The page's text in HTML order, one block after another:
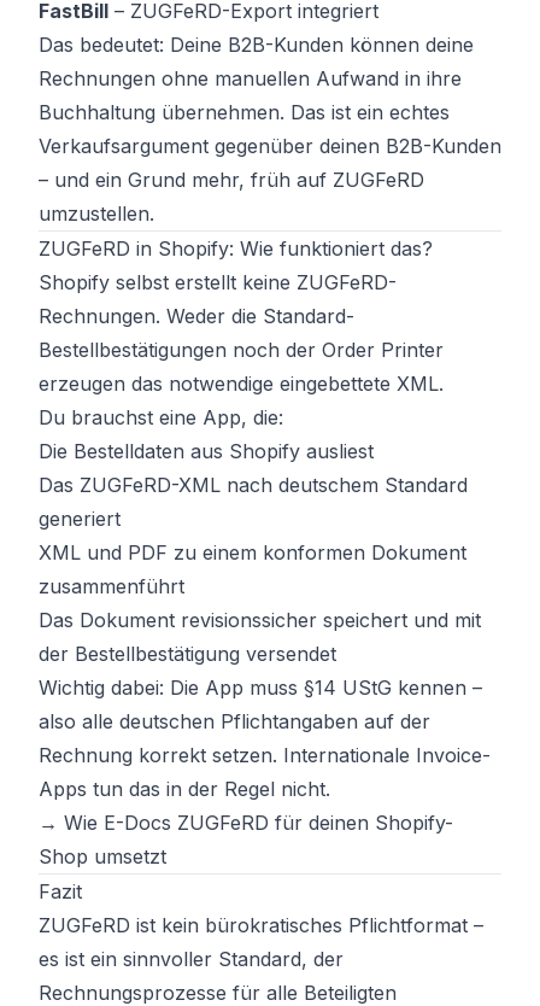
FastBill – ZUGFeRD-Export integriert
Das bedeutet: Deine B2B-Kunden können deine
Rechnungen ohne manuellen Aufwand in ihre
Buchhaltung übernehmen. Das ist ein echtes
Verkaufsargument gegenüber deinen B2B-Kunden
– und ein Grund mehr, früh auf ZUGFeRD
umzustellen.
ZUGFeRD in Shopify: Wie funktioniert das?
Shopify selbst erstellt keine ZUGFeRD-
Rechnungen. Weder die Standard-
Bestellbestätigungen noch der Order Printer
erzeugen das notwendige eingebettete XML.
Du brauchst eine App, die:
Die Bestelldaten aus Shopify ausliest
Das ZUGFeRD-XML nach deutschem Standard
generiert
XML und PDF zu einem konformen Dokument
zusammenführt
Das Dokument revisionssicher speichert und mit
der Bestellbestätigung versendet
Wichtig dabei: Die App muss §14 UStG kennen –
also alle deutschen Pflichtangaben auf der
Rechnung korrekt setzen. Internationale Invoice-
Apps tun das in der Regel nicht.
→ Wie E-Docs ZUGFeRD für deinen Shopify-
Shop umsetzt
Fazit
ZUGFeRD ist kein bürokratisches Pflichtformat –
es ist ein sinnvoller Standard, der
Rechnungsprozesse für alle Beteiligten